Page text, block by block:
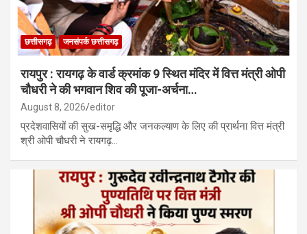
छत्तीसगढ़ जनसंपर्क छत्तीसगढ़
रायपुर : रायगढ़ के वार्ड क्रमांक 9 स्थित मंदिर में वित्त मंत्री ओपी
चौधरी ने की भगवान शिव की पूजा-अर्चना…
August 8, 2026 editor
प्रदेशवासियों की सुख-समृद्धि और जनकल्याण के लिए की प्रार्थना वित्त मंत्री
श्री ओपी चौधरी ने रायगढ़…